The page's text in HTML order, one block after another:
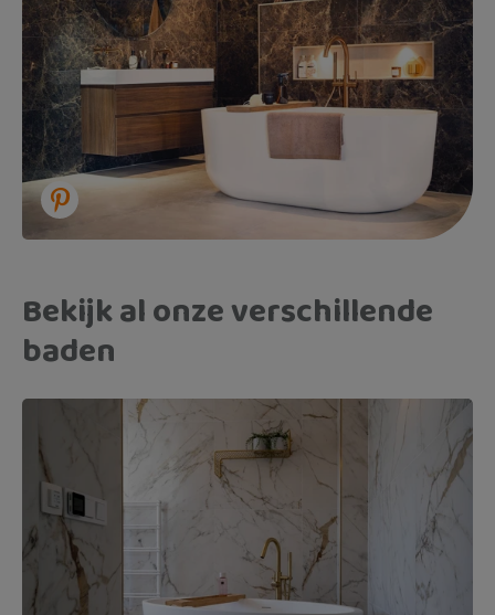
Bekijk al onze verschillende
baden